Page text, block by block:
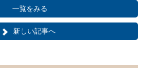
一覧をみる
新しい記事へ